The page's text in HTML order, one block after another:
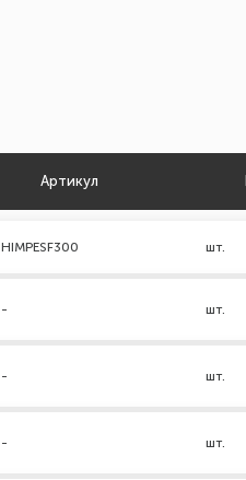
Артикул
HIMPESF300 шт.
- шт.
- шт.
- шт.